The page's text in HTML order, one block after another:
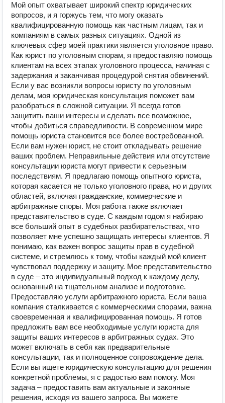
Мой опыт охватывает широкий спектр юридических
вопросов, и я горжусь тем, что могу оказать
квалифицированную помощь как частным лицам, так и
компаниям в самых разных ситуациях. Одной из
ключевых сфер моей практики является уголовное право.
Как юрист по уголовным спорам, я предоставляю помощь
клиентам на всех этапах уголовного процесса, начиная с
задержания и заканчивая процедурой снятия обвинений.
Если у вас возникли вопросы юристу по уголовным
делам, моя юридическая консультация поможет вам
разобраться в сложной ситуации. Я всегда готов
защитить ваши интересы и сделать все возможное,
чтобы добиться справедливости. В современном мире
помощь юриста становится все более востребованной.
Если вам нужен юрист, не стоит откладывать решение
ваших проблем. Неправильные действия или отсутствие
консультации юриста могут привести к серьезным
последствиям. Я предлагаю помощь опытного юриста,
которая касается не только уголовного права, но и других
областей, включая гражданские, коммерческие и
арбитражные споры. Моя работа также включает
представительство в суде. С каждым годом я набираю
все больший опыт в судебных разбирательствах, что
позволяет мне успешно защищать интересы клиентов. Я
понимаю, как важен вопрос защиты прав в судебной
системе, и стремлюсь к тому, чтобы каждый мой клиент
чувствовал поддержку и защиту. Мое представительство
в суде – это индивидуальный подход к каждому делу,
основанный на тщательном анализе и подготовке.
Предоставляю услуги арбитражного юриста. Если ваша
компания сталкивается с коммерческими спорами, важна
своевременная и квалифицированная помощь. Я готов
предложить вам все необходимые услуги юриста для
защиты ваших интересов в арбитражных судах. Это
может включать в себя как предварительные
консультации, так и полноценное сопровождение дела.
Если вы ищете юридическую консультацию для решения
конкретной проблемы, я с радостью вам помогу. Моя
задача – предоставить вам актуальные и законные
решения, исходя из вашего запроса. Вы можете